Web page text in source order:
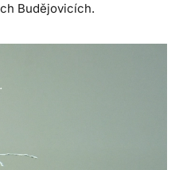
Budějovicích.